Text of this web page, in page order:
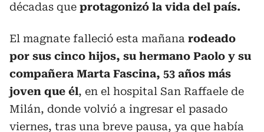
décadas que protagonizó la vida del país.
El magnate falleció esta mañana rodeado
por sus cinco hijos, su hermano Paolo y su
compañera Marta Fascina, 53 años más
joven que él, en el hospital San Raffaele de
Milán, donde volvió a ingresar el pasado
viernes, tras una breve pausa, ya que había